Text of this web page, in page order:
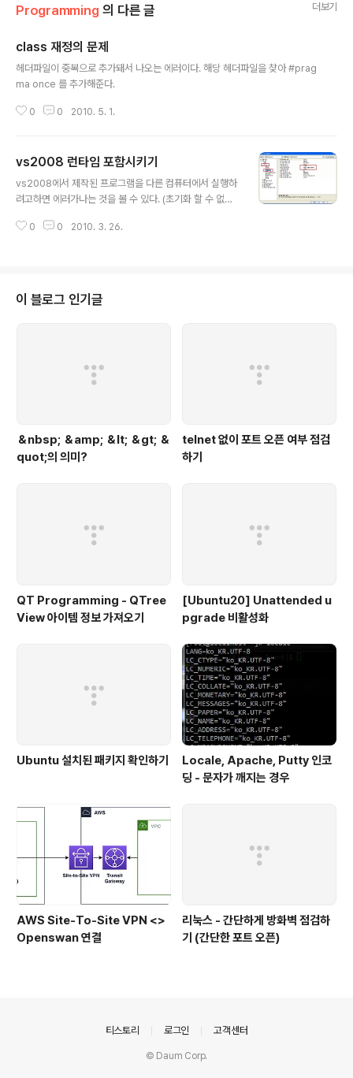
Programming 의 다른 글 더보기
class 재정의 문제
헤더파일이 중복으로 추가돼서 나오는 에러이다. 해당 헤더파일을 찾아 #prag
ma once 를 추가해준다.
0 0 2010. 5. 1.
vs2008 런타임 포함시키기
vs2008에서 제작된 프로그램을 다른 컴퓨터에서 실행하
려고하면 에러가나는 것을 볼 수 있다. (초기화 할 수 없다
D로 변경해준다.
0 0 2010. 3. 26.
이 블로그 인기글
＆nbsp; ＆amp; ＆lt; ＆gt; ＆
quot;의 의미?
telnet 없이 포트 오픈 여부 점검
하기
QT Programming - QTree
View 아이템 정보 가져오기
[Ubuntu20] Unattended u
pgrade 비활성화
Ubuntu 설치된 패키지 확인하기
Locale, Apache, Putty 인코
딩 - 문자가 깨지는 경우
AWS Site-To-Site VPN <>
Openswan 연결
리눅스 - 간단하게 방화벽 점검하
기 (간단한 포트 오픈)
티스토리 로그인 고객센터
© Daum Corp.